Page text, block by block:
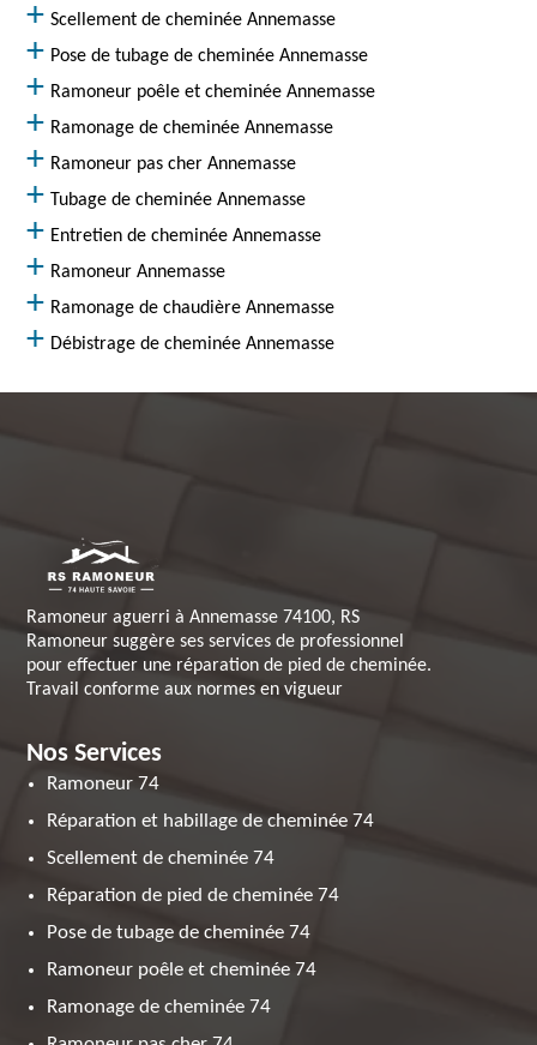
Scellement de cheminée Annemasse
Pose de tubage de cheminée Annemasse
Ramoneur poêle et cheminée Annemasse
Ramonage de cheminée Annemasse
Ramoneur pas cher Annemasse
Tubage de cheminée Annemasse
Entretien de cheminée Annemasse
Ramoneur Annemasse
Ramonage de chaudière Annemasse
Débistrage de cheminée Annemasse
Ramoneur aguerri à Annemasse 74100, RS
Ramoneur suggère ses services de professionnel
pour effectuer une réparation de pied de cheminée.
Travail conforme aux normes en vigueur
Nos Services
Ramoneur 74
Réparation et habillage de cheminée 74
Scellement de cheminée 74
Réparation de pied de cheminée 74
Pose de tubage de cheminée 74
Ramoneur poêle et cheminée 74
Ramonage de cheminée 74